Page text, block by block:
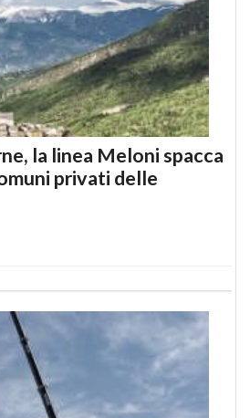
la linea Meloni spacca
privati delle